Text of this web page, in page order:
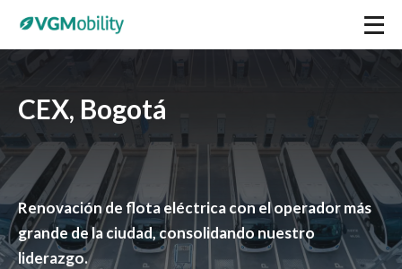
CEX, Bogotá
Renovación de flota eléctrica con el operador más
grande de la ciudad, consolidando nuestro
liderazgo.